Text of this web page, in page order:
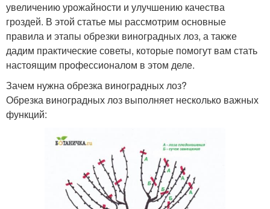
увеличению урожайности и улучшению качества
гроздей. В этой статье мы рассмотрим основные
правила и этапы обрезки виноградных лоз, а также
дадим практические советы, которые помогут вам стать
настоящим профессионалом в этом деле.
Зачем нужна обрезка виноградных лоз?
Обрезка виноградных лоз выполняет несколько важных
функций: